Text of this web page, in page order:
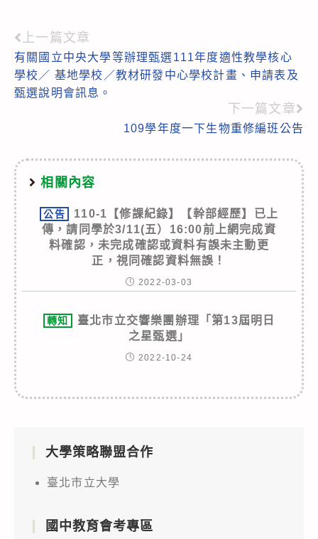
Read
more
articles
上一篇文章
有關國立中央大學等辦理甄選111年度適性教學核心
學校／ 基地學校／教材研發中心學校計畫、申請表及
甄選說明會訊息。
下一篇文章
109學年度一下生物重修編班公告
相關內容
公告
110-1【修課紀錄】【幹部經歷】已上
傳，請同學於3/11(五）16:00前上網完成資
料確認，未完成確認或資料有誤未主動更
正，視同確認資料無誤！
2022-03-03
轉知
臺北市立交響樂團辦理「第13屆明日
之星甄選」
2022-10-24
大學策略聯盟合作
臺北市立大學
國中教育會考專區